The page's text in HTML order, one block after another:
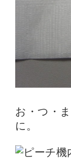
お・つ・
に。